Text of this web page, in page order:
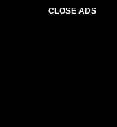
CLOSE ADS